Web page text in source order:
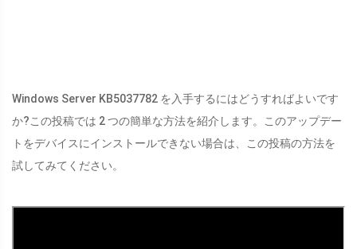
Windows Server KB5037782 を入手するにはどうすればよいです
か?この投稿では 2 つの簡単な方法を紹介します。このアップデー
トをデバイスにインストールできない場合は、この投稿の方法を
試してみてください。